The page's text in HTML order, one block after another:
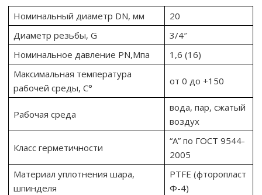
Номинальный диаметр DN, мм
20
Диаметр резьбы, G
3/4″
Номинальное давление PN,Мпа
1,6 (16)
Максимальная температура
рабочей среды, С°
от 0 до +150
Рабочая среда
вода, пар, сжатый
воздух
Класс герметичности
“А” по ГОСТ 9544-
2005
Материал уплотнения шара,
шпинделя
PTFE (фторопласт
Ф-4)